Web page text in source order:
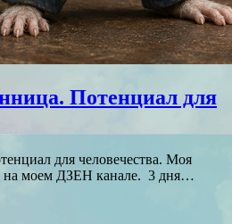
Потенциал для
для человечества. Моя
на моем ДЗЕН канале. 3 дня…